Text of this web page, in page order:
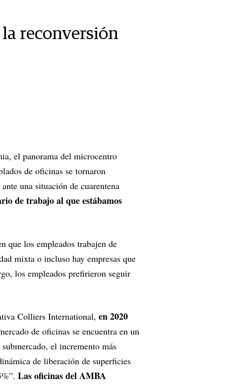
reconversión
el panorama del microcentro
de oficinas se tornaron
una situación de cuarentena
de trabajo al que estábamos
que los empleados trabajen de
mixta o incluso hay empresas que
los empleados prefirieron seguir
Colliers International, en 2020
de oficinas se encuentra en un
el incremento más
de liberación de superficies
Las oficinas del AMBA